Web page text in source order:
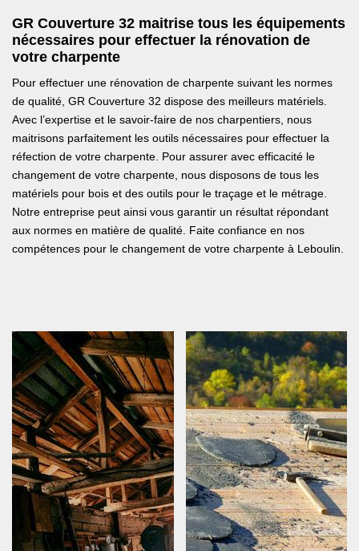
GR Couverture 32 maitrise tous les équipements
nécessaires pour effectuer la rénovation de
votre charpente
Pour effectuer une rénovation de charpente suivant les normes
de qualité, GR Couverture 32 dispose des meilleurs matériels.
Avec l’expertise et le savoir-faire de nos charpentiers, nous
maitrisons parfaitement les outils nécessaires pour effectuer la
réfection de votre charpente. Pour assurer avec efficacité le
changement de votre charpente, nous disposons de tous les
matériels pour bois et des outils pour le traçage et le métrage.
Notre entreprise peut ainsi vous garantir un résultat répondant
aux normes en matière de qualité. Faite confiance en nos
compétences pour le changement de votre charpente à Leboulin.